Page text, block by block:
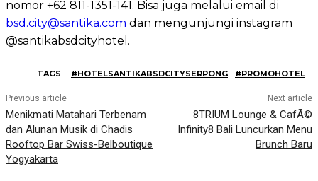
nomor +62 811-1351-141. Bisa juga melalui email di
bsd.city@santika.com dan mengunjungi instagram
@santikabsdcityhotel.
TAGS #HOTELSANTIKABSDCITYSERPONG #PROMOHOTEL
Previous article
Menikmati Matahari Terbenam
dan Alunan Musik di Chadis
Rooftop Bar Swiss-Belboutique
Yogyakarta
Next article
8TRIUM Lounge & CafÃ©
Infinity8 Bali Luncurkan Menu
Brunch Baru